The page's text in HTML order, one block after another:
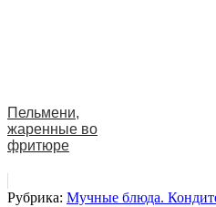
Пельмени,
жаренные во
фритюре
Рубрика: Мучные блюда.